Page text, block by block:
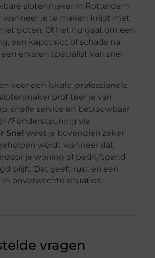
slotenmaker in Rotterdam
wanneer je te maken krijgt met
sloten. Of het nu gaat om een
een kapot slot of schade na
ervaren specialist kan snel
voor een lokale, professionele
profiteer je van
snelle service en betrouwbaar
7 ondersteuning via
Snel weet je bovendien zeker
wordt wanneer dat
je woning of bedrijfspand
blijft. Dat geeft rust en een
in onverwachte situaties.
vragen